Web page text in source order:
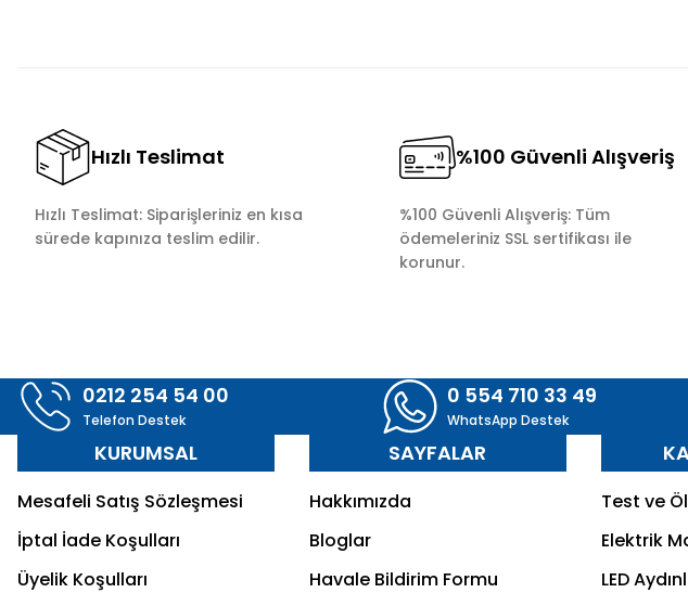
Hızlı Teslimat
Hızlı Teslimat: Siparişleriniz en kısa
sürede kapınıza teslim edilir.
%100 Güvenli Alışveriş
%100 Güvenli Alışveriş: Tüm
ödemeleriniz SSL sertifikası ile
korunur.
0212 254 54 00
Telefon Destek
0 554 710 33 49
WhatsApp Destek
KURUMSAL
Mesafeli Satış Sözleşmesi
İptal İade Koşulları
Üyelik Koşulları
SAYFALAR
Hakkımızda
Bloglar
Havale Bildirim Formu
Test ve
Elektrik
LED